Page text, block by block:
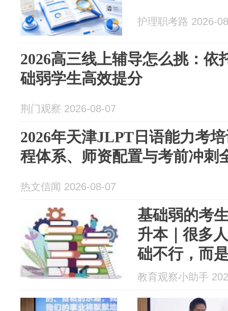
护理职考路 2026-
2026高三线上辅导怎么挑：依
础弱学生高效提分
荆门观察 2026-08-07
2026年天津JLPT日语能力考
程体系、师资配置与考前冲刺
热文信闻 2026-08-07
基础弱的考
升本｜很多
础不行，而
教育观察小助手